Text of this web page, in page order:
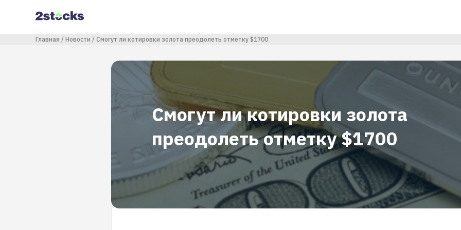
содержанию
Строка навигации
Главная Новости Смогут ли котировки золота преодолеть отметку $1700
Смогут ли котировки золота
преодолеть отметку $1700